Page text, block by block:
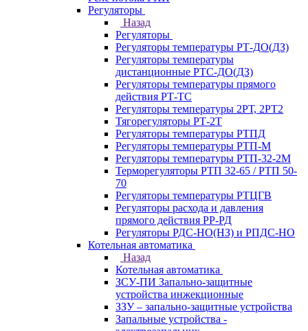
Регуляторы
Назад
Регуляторы
Регуляторы температуры РТ-ДО(ДЗ)
Регуляторы температуры
дистанционные РТС-ДО(ДЗ)
Регуляторы температуры прямого
действия РТ-ТС
Регуляторы температуры 2РТ, 2РT2
Тягорегуляторы РТ-2Т
Регуляторы температуры РТПД
Регуляторы температуры РТП-M
Регуляторы температуры РТП-32-2М
Терморегуляторы РТП 32-65 / РТП 50-
70
Регуляторы температуры РТЦГВ
Регуляторы расхода и давления
прямого действия РР-РД
Регуляторы РДС-НО(НЗ) и РПДС-НО
Котельная автоматика
Назад
Котельная автоматика
ЗСУ-ПИ Запально-защитные
устройства инжекционные
ЗЗУ – запально-защитные устройства
Запальные устройства -